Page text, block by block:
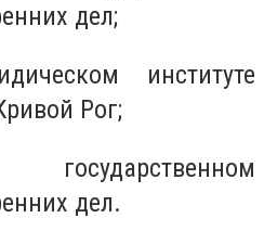
дел;
институте
Рог;
дел.